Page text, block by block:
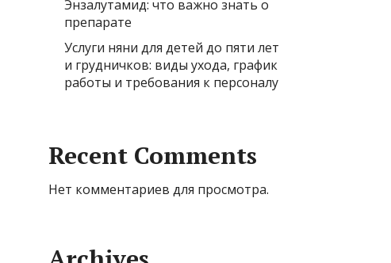
Энзалутамид: что важно знать о
препарате
Услуги няни для детей до пяти лет
и грудничков: виды ухода, график
работы и требования к персоналу
Recent Comments
Нет комментариев для просмотра.